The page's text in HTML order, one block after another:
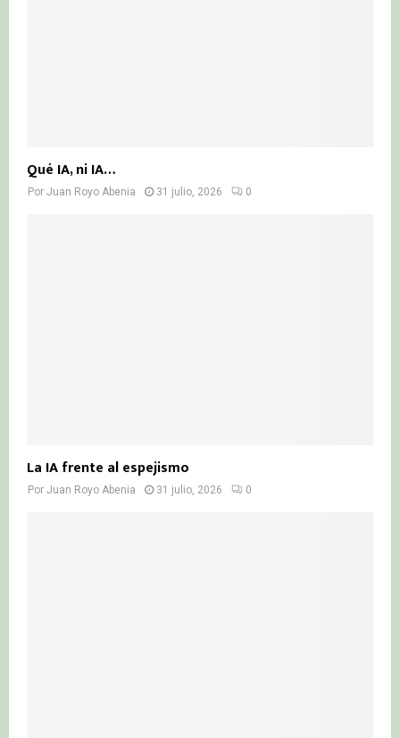
Qué IA, ni IA…
Por Juan Royo Abenia 31 julio, 2026 0
La IA frente al espejismo
Por Juan Royo Abenia 31 julio, 2026 0